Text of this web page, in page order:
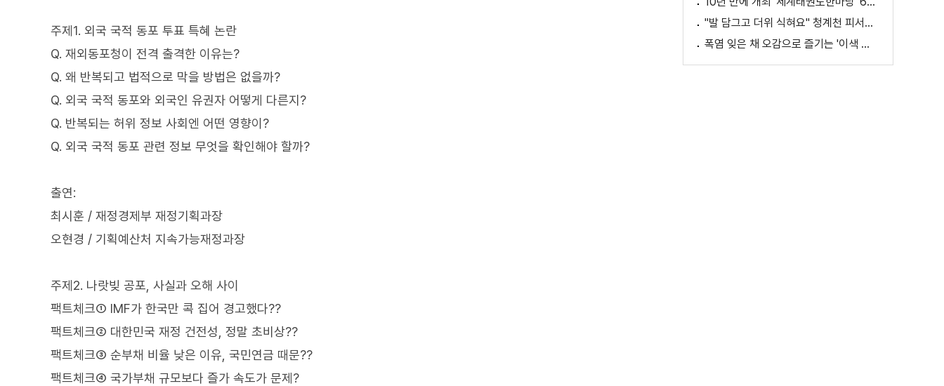
주제1. 외국 국적 동포 투표 특혜 논란
Q. 재외동포청이 전격 출격한 이유는?
Q. 왜 반복되고 법적으로 막을 방법은 없을까?
Q. 외국 국적 동포와 외국인 유권자 어떻게 다른지?
Q. 반복되는 허위 정보 사회엔 어떤 영향이?
Q. 외국 국적 동포 관련 정보 무엇을 확인해야 할까?
출연:
최시훈 / 재정경제부 재정기획과장
오현경 / 기획예산처 지속가능재정과장
주제2. 나랏빚 공포, 사실과 오해 사이
팩트체크① IMF가 한국만 콕 집어 경고했다??
팩트체크② 대한민국 재정 건전성, 정말 초비상??
팩트체크③ 순부채 비율 낮은 이유, 국민연금 때문??
팩트체크④ 국가부채 규모보다 즐가 속도가 문제?
"발 담그고 더위 식혀요" 청계천 피서지로 인기
폭염 잊은 채 오감으로 즐기는 '이색 독서' 인기